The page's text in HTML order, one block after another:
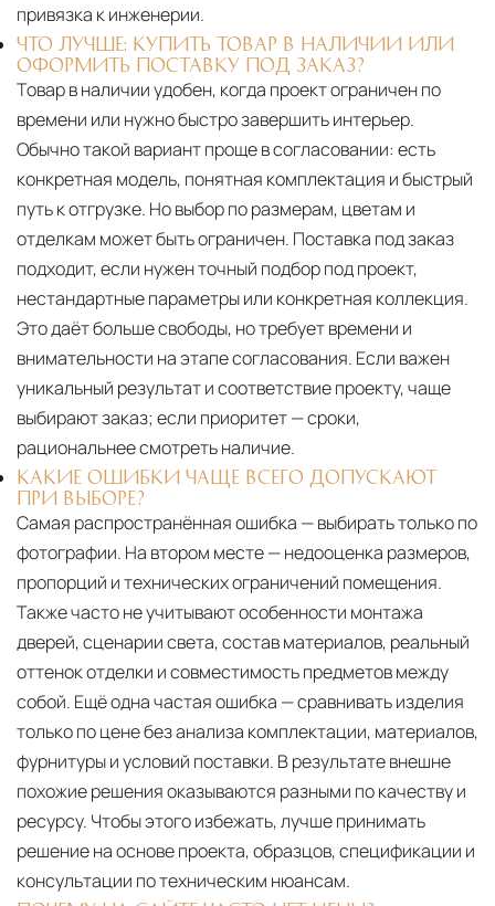
привязка к инженерии.
ЧТО ЛУЧШЕ: КУПИТЬ ТОВАР В НАЛИЧИИ ИЛИ
ОФОРМИТЬ ПОСТАВКУ ПОД ЗАКАЗ?
Товар в наличии удобен, когда проект ограничен по
времени или нужно быстро завершить интерьер.
Обычно такой вариант проще в согласовании: есть
конкретная модель, понятная комплектация и быстрый
путь к отгрузке. Но выбор по размерам, цветам и
отделкам может быть ограничен. Поставка под заказ
подходит, если нужен точный подбор под проект,
нестандартные параметры или конкретная коллекция.
Это даёт больше свободы, но требует времени и
внимательности на этапе согласования. Если важен
уникальный результат и соответствие проекту, чаще
выбирают заказ; если приоритет — сроки,
рациональнее смотреть наличие.
КАКИЕ ОШИБКИ ЧАЩЕ ВСЕГО ДОПУСКАЮТ
ПРИ ВЫБОРЕ?
Самая распространённая ошибка — выбирать только по
фотографии. На втором месте — недооценка размеров,
пропорций и технических ограничений помещения.
Также часто не учитывают особенности монтажа
дверей, сценарии света, состав материалов, реальный
оттенок отделки и совместимость предметов между
собой. Ещё одна частая ошибка — сравнивать изделия
только по цене без анализа комплектации, материалов,
фурнитуры и условий поставки. В результате внешне
похожие решения оказываются разными по качеству и
ресурсу. Чтобы этого избежать, лучше принимать
решение на основе проекта, образцов, спецификации и
консультации по техническим нюансам.